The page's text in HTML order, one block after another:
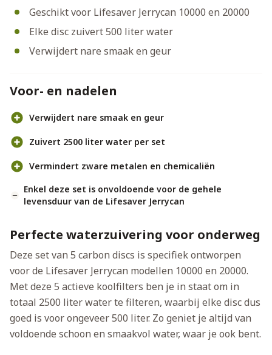
Geschikt voor Lifesaver Jerrycan 10000 en 20000
Elke disc zuivert 500 liter water
Verwijdert nare smaak en geur
Voor- en nadelen
Verwijdert nare smaak en geur
Zuivert 2500 liter water per set
Vermindert zware metalen en chemicaliën
Enkel deze set is onvoldoende voor de gehele
levensduur van de Lifesaver Jerrycan
Perfecte waterzuivering voor onderweg
Deze set van 5 carbon discs is specifiek ontworpen
voor de Lifesaver Jerrycan modellen 10000 en 20000.
Met deze 5 actieve koolfilters ben je in staat om in
totaal 2500 liter water te filteren, waarbij elke disc dus
goed is voor ongeveer 500 liter. Zo geniet je altijd van
voldoende schoon en smaakvol water, waar je ook bent.